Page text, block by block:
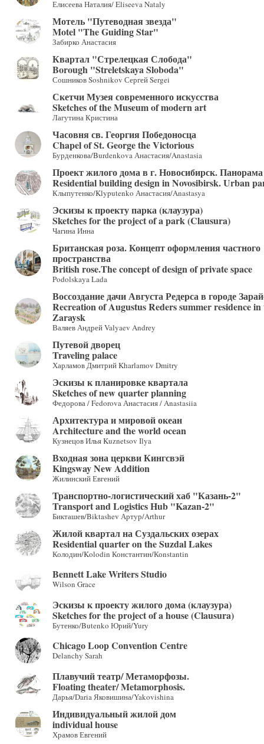
Елисеева Наталия/ Eliseeva Nataly
Мотель "Путеводная звезда"
Motel "The Guiding Star"
Забирко Анастасия
Квартал "Стрелецкая Слобода"
Borough "Streletskaya Sloboda"
Сошников Soshnikov Сергей Sergei
Скетчи Музея современного искусства
Sketches of the Museum of modern art
Лагутина Кристина
Часовня св. Георгия Победоносца
Chapel of St. George the Victorious
Бурденкова/Burdenkova Анастасия/Anastasia
Проект жилого дома в г. Новосибирск. Панорама
Residential building design in Novosibirsk. Urban
Клыпутенко/Klyputenko Анастасия/Anastasya
Эскизы к проекту парка (клаузура)
Sketches for the project of a park (Clausura)
Чагина Инна
Британская роза. Концепт оформления частного
пространства
British rose.The concept of design of private space
Podolskaya Lada
Воссоздание дачи Августа Редерса в городе
Recreation of Augustus Reders summer residence
Zaraysk
Валяев Андрей Valyaev Andrey
Путевой дворец
Traveling palace
Харламов Дмитрий Kharlamov Dmitry
Эскизы к планировке квартала
Sketches of new quarter planning
Федорова / Fedorova Анастасия / Anastasiia
Архитектура и мировой океан
Architecture and the world ocean
Кузнецов Илья Kuznetsov Ilya
Входная зона церкви Кингсвэй
Kingsway New Addition
Жилинский Евгений
Транспортно-логистический хаб "Казань-2"
Transport and Logistics Hub "Kazan-2"
Бикташев/Biktashev Артур/Arthur
Жилой квартал на Суздальских озерах
Residential quarter on the Suzdal Lakes
Колодин/Kolodin Константин/Коnstantin
Bennett Lake Writers Studio
Wilson Grace
Эскизы к проекту жилого дома (клаузура)
Sketches for the project of a house (Clausura)
Бутенко/Butenko Юрий/Yury
Chicago Loop Convention Centre
Delanchy Sarah
Плавучий театр/ Метаморфозы.
Floating theater/ Metamorphosis.
Дарья/Daria Яковишина/Yakovishina
Индивидуальный жилой дом
individual house
Храмов Евгений